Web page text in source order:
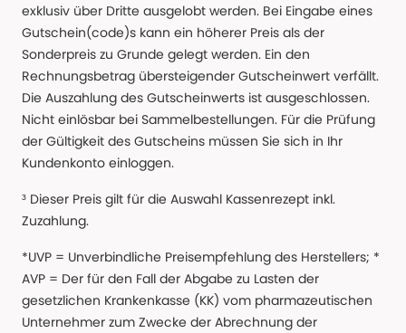
exklusiv über Dritte ausgelobt werden. Bei Eingabe eines
Gutschein(code)s kann ein höherer Preis als der
Sonderpreis zu Grunde gelegt werden. Ein den
Rechnungsbetrag übersteigender Gutscheinwert verfällt.
Die Auszahlung des Gutscheinwerts ist ausgeschlossen.
Nicht einlösbar bei Sammelbestellungen. Für die Prüfung
der Gültigkeit des Gutscheins müssen Sie sich in Ihr
Kundenkonto einloggen.
³ Dieser Preis gilt für die Auswahl Kassenrezept inkl.
Zuzahlung.
*UVP = Unverbindliche Preisempfehlung des Herstellers; *
AVP = Der für den Fall der Abgabe zu Lasten der
gesetzlichen Krankenkasse (KK) vom pharmazeutischen
Unternehmer zum Zwecke der Abrechnung der